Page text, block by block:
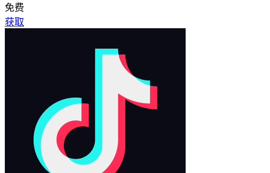
免费
获取